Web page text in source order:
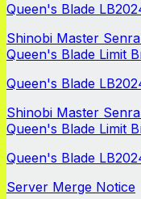
Queen's Blade LB
Shinobi Master
Queen's Blade Limit
Queen's Blade LB
Shinobi Master
Queen's Blade Limit
Queen's Blade LB
Server Merge Notice